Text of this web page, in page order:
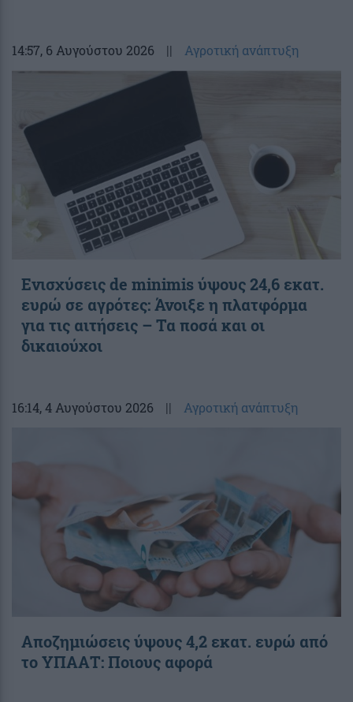
14:57, 6 Αυγούστου 2026 || Αγροτική ανάπτυξη
Ενισχύσεις de minimis ύψους 24,6 εκατ.
ευρώ σε αγρότες: Άνοιξε η πλατφόρμα
για τις αιτήσεις – Τα ποσά και οι
δικαιούχοι
16:14, 4 Αυγούστου 2026 || Αγροτική ανάπτυξη
Αποζημιώσεις ύψους 4,2 εκατ. ευρώ από
το ΥΠΑΑΤ: Ποιους αφορά